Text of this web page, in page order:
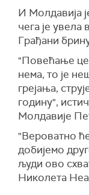
И Молдавија
чега је
Грађани
"Повећање
нема, то је
грејања,
годину",
Молдавије
"Вероватно
добијемо
људи ово
Николета